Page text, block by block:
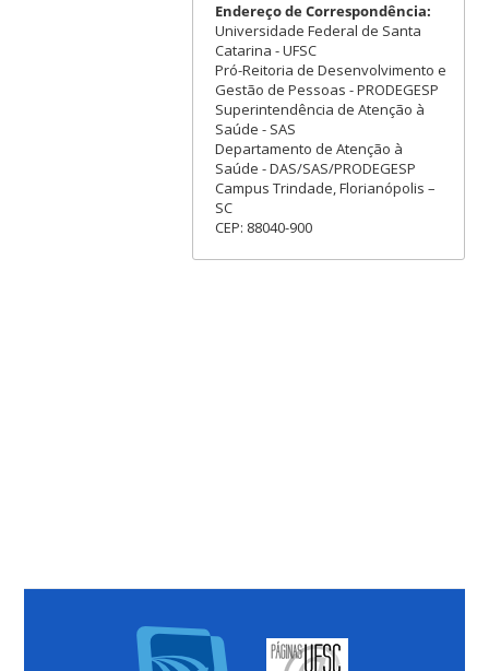
Endereço de Correspondência:
Universidade Federal de Santa
Catarina - UFSC
Pró-Reitoria de Desenvolvimento e
Gestão de Pessoas - PRODEGESP
Superintendência de Atenção à
Saúde - SAS
Departamento de Atenção à
Saúde - DAS/SAS/PRODEGESP
Campus Trindade, Florianópolis –
SC
CEP: 88040-900